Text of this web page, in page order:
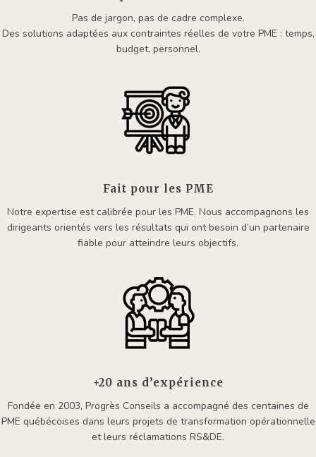
Pas de jargon, pas de cadre complexe.
Des solutions adaptées aux contraintes réelles de votre PME : temps,
budget, personnel.
Fait pour les PME
Notre expertise est calibrée pour les PME. Nous accompagnons les
dirigeants orientés vers les résultats qui ont besoin d’un partenaire
fiable pour atteindre leurs objectifs.
+20 ans d’expérience
Fondée en 2003, Progrès Conseils a accompagné des centaines de
PME québécoises dans leurs projets de transformation opérationnelle
et leurs réclamations RS&DE.